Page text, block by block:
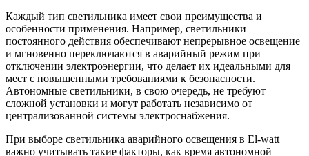
Каждый тип светильника имеет свои преимущества и
особенности применения. Например, светильники
постоянного действия обеспечивают непрерывное освещение
и мгновенно переключаются в аварийный режим при
отключении электроэнергии, что делает их идеальными для
мест с повышенными требованиями к безопасности.
Автономные светильники, в свою очередь, не требуют
сложной установки и могут работать независимо от
централизованной системы электроснабжения.
При выборе светильника аварийного освещения в El-watt
важно учитывать такие факторы, как время автономной